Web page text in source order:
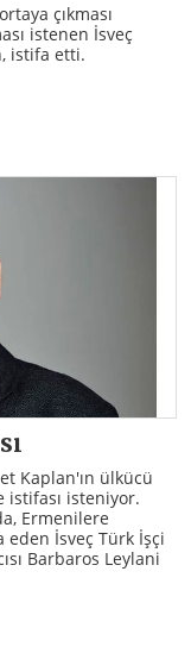
çıkması
istenen İsveç
istifa etti.
Kaplan'ın ülkücü
isteniyor.
Ermenilere
eden İsveç Türk İşçi
Barbaros Leylani